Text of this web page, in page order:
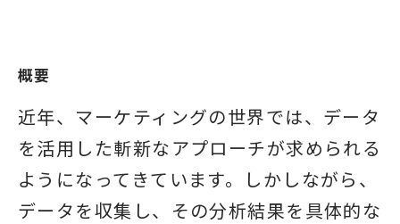
概要
近年、マーケティングの世界では、データ
を活用した斬新なアプローチが求められる
ようになってきています。しかしながら、
データを収集し、その分析結果を具体的な